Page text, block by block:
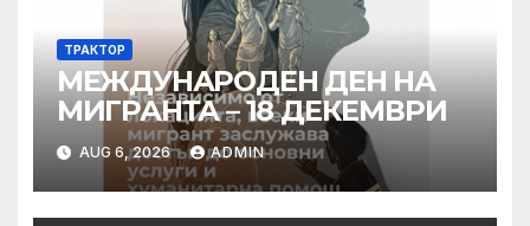
ТРАКТОР
МЕЖДУНАРОДЕН ДЕН НА
МИГРАНТА – 18 ДЕКЕМВРИ
AUG 6, 2026 ADMIN